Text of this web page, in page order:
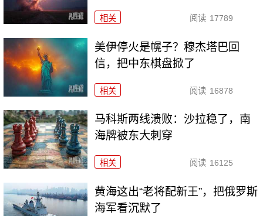
相关 阅读 17789
美伊停火是幌子？穆杰塔巴回
信，把中东棋盘掀了
相关 阅读 16878
马科斯两线溃败：沙拉稳了，南
海牌被东大刺穿
相关 阅读 16125
黄海这出“老将配新王”，把俄罗斯
海军看沉默了